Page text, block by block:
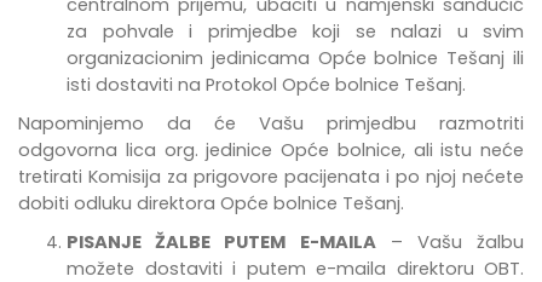
centralnom prijemu, ubaciti u namjenski sandučić
za pohvale i primjedbe
koji se nalazi u svim
organizacionim jedinicama Opće bolnice Tešanj ili
isti dostaviti na Protokol Opće bolnice Tešanj.
Napominjemo da će Vašu primjedbu razmotriti
odgovorna lica org. jedinice Opće bolnice, ali istu neće
tretirati Komisija za prigovore pacijenata i po njoj nećete
dobiti odluku direktora Opće bolnice Tešanj.
PISANJE ŽALBE PUTEM E-MAILA– Vašu žalbu
možete dostaviti i putem e-maila direktoru OBT.